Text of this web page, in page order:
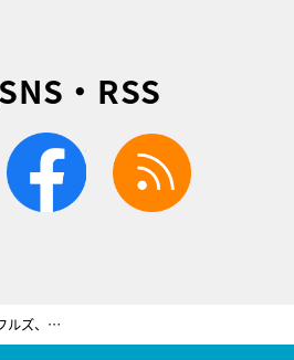
・RSS
facebook
ウルフルズ、関西仲間の関ジャニ相手に「関西弁の歌詞の効果」語る